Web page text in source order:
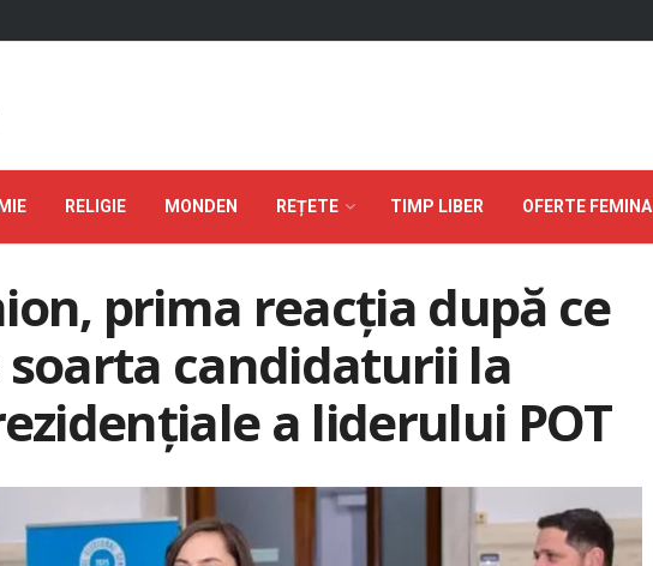
RELIGIE MONDEN REȚETE TIMP LIBER OFERTE FEMINA
prima reacția după ce
soarta candidaturii la
a liderului POT